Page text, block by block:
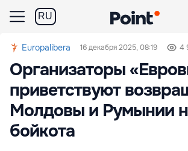
RU
Europalibera 16 декабря 2025, 08:19 4
Организаторы
приветствуют
Молдовы и Румынии
бойкота